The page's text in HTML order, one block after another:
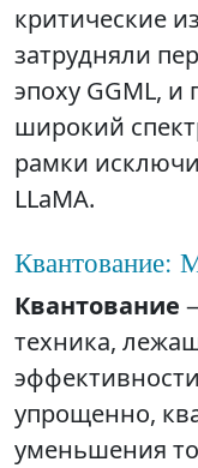
критические
затрудняли
эпоху GGML,
широкий
рамки
LLaMA.
Квантование:
Квантование
техника,
упрощенно,
уменьшения